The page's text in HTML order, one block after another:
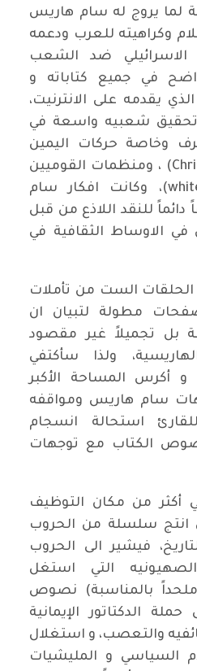
لما يروج له سام هاريس
وكراهيته للعرب ودعمه
الاسرائيلي ضد الشعب
في جميع كتاباته و
يقدمه على الانترنيت،
شعبيه واسعة في
وخاصة حركات اليمين
المسيحي ( Christian right) ، ومنظمات القوميين
البيض (white nationalist)، وكانت افكار سام
للنقد اللاذع من قبل
في الاوساط الثقافية في
الست من تأملات
مطولة لتبيان ان
بل تجميلاً غير مقصود
ولذا سأكتفي
و أكرس المساحة الأكبر
سام هاريس ومواقفه
استحالة انسجام
الكتاب مع توجهات
أكثر من مكان التوظيف
انتج سلسلة من الحروب
فيشير الى الحروب
الصهيونيه التي استغل
بالمناسبة) نصوص
الدكتاتور الإيمانية
والتعصب، و استغلال
السياسي و المليشيات